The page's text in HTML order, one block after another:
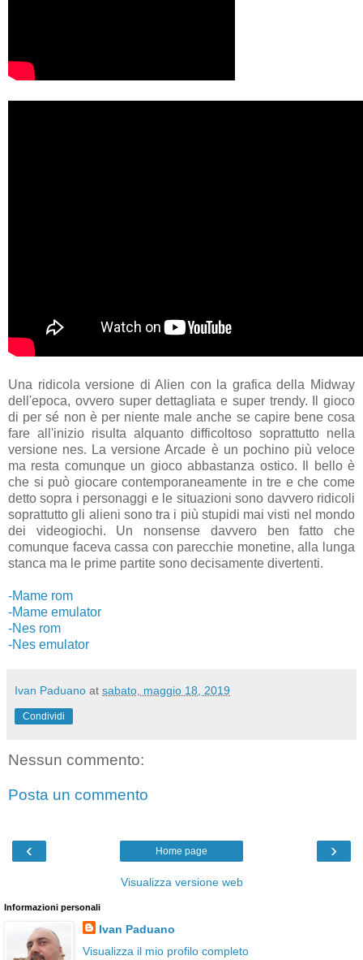
Una ridicola versione di Alien con la grafica della Midway
dell'epoca, ovvero super dettagliata e super trendy. Il gioco
di per sé non è per niente male anche se capire bene cosa
fare all'inizio risulta alquanto difficoltoso soprattutto nella
versione nes. La versione Arcade è un pochino più veloce
ma resta comunque un gioco abbastanza ostico. Il bello è
che si può giocare contemporaneamente in tre e che come
detto sopra i personaggi e le situazioni sono davvero ridicoli
soprattutto gli alieni sono tra i più stupidi mai visti nel mondo
dei videogiochi. Un nonsense davvero ben fatto che
comunque faceva cassa con parecchie monetine, alla lunga
stanca ma le prime partite sono decisamente divertenti.
-Mame rom
-Mame emulator
-Nes rom
-Nes emulator
Ivan Paduano at sabato, maggio 18, 2019
Condividi
Nessun commento:
Posta un commento
‹ ›
Home page
Visualizza versione web
Informazioni personali
Ivan Paduano
Visualizza il mio profilo completo